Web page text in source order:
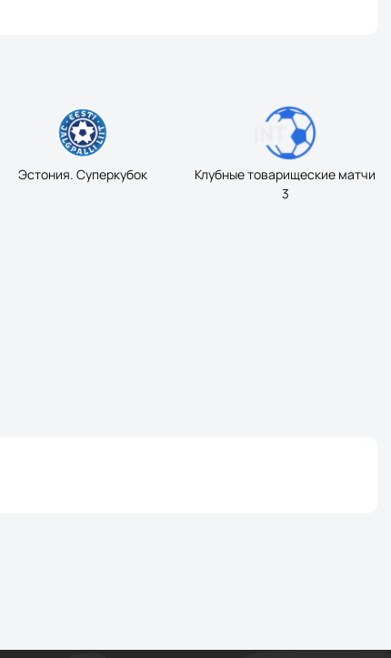
Эстония. Суперкубок
Клубные товарищеские матчи
3